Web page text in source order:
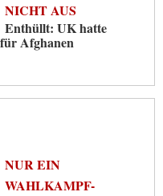
ICHT AUS
Enthüllt: UK hatte
Afghanen
NUR EIN
WAHLKAMPF-